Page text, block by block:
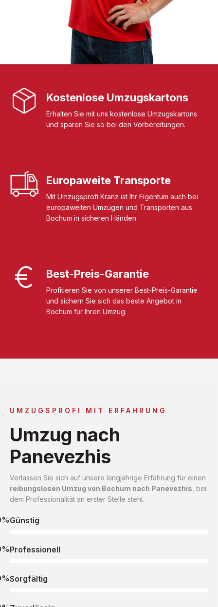
Kostenlose Umzugskartons
Erhalten Sie mit uns kostenlose Umzugskartons
und sparen Sie so bei den Vorbereitungen.
Europaweite Transporte
Mit Umzugsprofi Kranz ist Ihr Eigentum auch bei
europaweiten Umzügen und Transporten aus
Bochum in sicheren Händen.
Best-Preis-Garantie
Profitieren Sie von unserer Best-Preis-Garantie
und sichern Sie sich das beste Angebot in
Bochum für Ihren Umzug.
UMZUGSPROFI MIT ERFAHRUNG
Umzug nach
Panevezhis
Verlassen Sie sich auf unsere langjährige Erfahrung für einen
reibungslosen Umzug von Bochum nach Panevezhis , bei
dem Professionalität an erster Stelle steht.
Günstig
Professionell
Sorgfältig